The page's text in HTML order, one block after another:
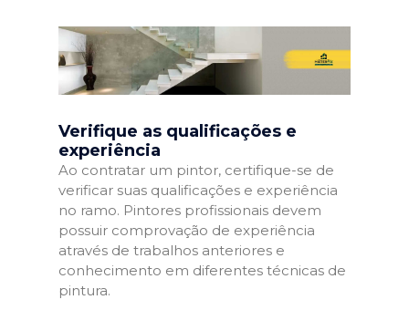
Verifique as qualificações e
experiência
Ao contratar um pintor, certifique-se de
verificar suas qualificações e experiência
no ramo. Pintores profissionais devem
possuir comprovação de experiência
através de trabalhos anteriores e
conhecimento em diferentes técnicas de
pintura.